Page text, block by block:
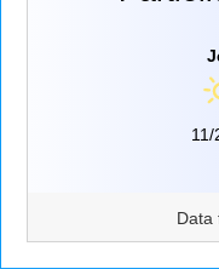
11/
Data